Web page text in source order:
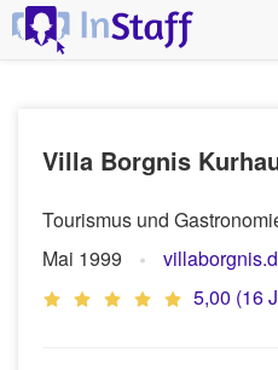
Villa Borgnis
Tourismus und
Mai 1999
5,00 (16